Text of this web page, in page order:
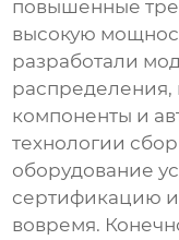
повышенные
высокую
разработали
распределения,
компоненты и
технологии
оборудование
сертификацию и
вовремя.